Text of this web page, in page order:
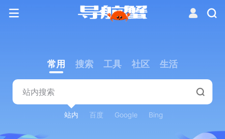
常用 搜索 工具 社区 生活
站内 百度 Google Bing